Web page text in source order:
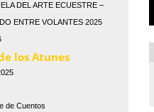
DEL ARTE ECUESTRE –
ENTRE VOLANTES 2025
los Atunes
de Cuentos